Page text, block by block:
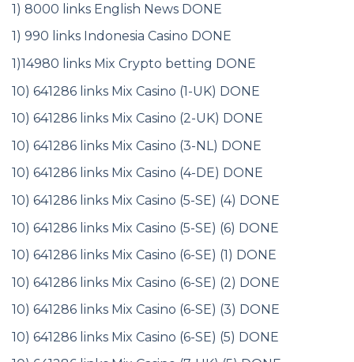
1) 8000 links English News DONE
1) 990 links Indonesia Casino DONE
1)14980 links Mix Crypto betting DONE
10) 641286 links Mix Casino (1-UK) DONE
10) 641286 links Mix Casino (2-UK) DONE
10) 641286 links Mix Casino (3-NL) DONE
10) 641286 links Mix Casino (4-DE) DONE
10) 641286 links Mix Casino (5-SE) (4) DONE
10) 641286 links Mix Casino (5-SE) (6) DONE
10) 641286 links Mix Casino (6-SE) (1) DONE
10) 641286 links Mix Casino (6-SE) (2) DONE
10) 641286 links Mix Casino (6-SE) (3) DONE
10) 641286 links Mix Casino (6-SE) (5) DONE